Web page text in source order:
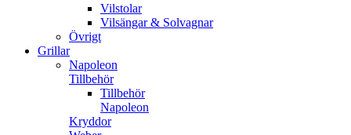
Vilstolar
Vilsängar & Solvagnar
Övrigt
Grillar
Napoleon
Tillbehör
Tillbehör
Napoleon
Kryddor